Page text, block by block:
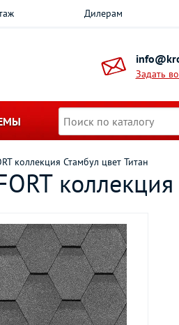
Дилерам
Задать
коллекция Стамбул цвет Титан